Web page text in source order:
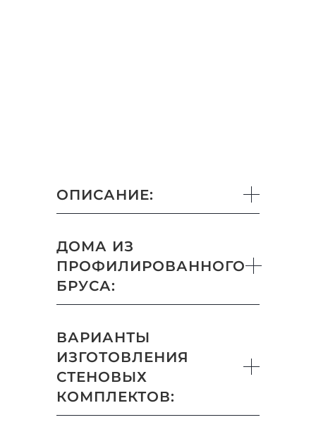
ОПИСАНИЕ:
ДОМА ИЗ
ПРОФИЛИРОВАННОГО
БРУСА:
ВАРИАНТЫ
ИЗГОТОВЛЕНИЯ
СТЕНОВЫХ
КОМПЛЕКТОВ: